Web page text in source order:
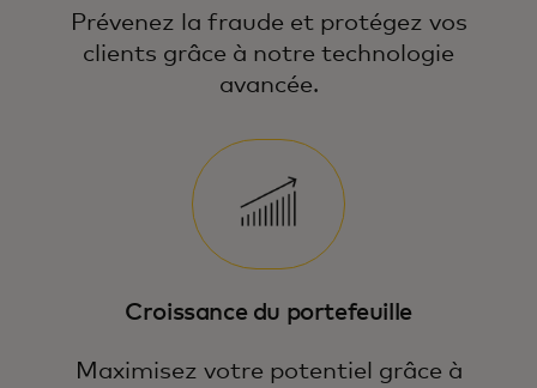
Prévenez la fraude et protégez vos
clients grâce à notre technologie
avancée.
Croissance du portefeuille
Maximisez votre potentiel grâce à